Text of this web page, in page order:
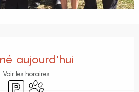
aujourd'hui
Voir les horaires
ParkingAnimaux acceptés